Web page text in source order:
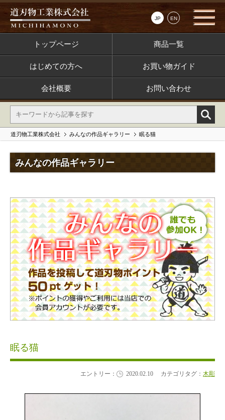
JP EN
トップページ 商品一覧
はじめての方へ お買い物ガイド
会社概要 お問い合わせ
道刃物工業株式会社 みんなの作品ギャラリー 眠る猫
みんなの作品ギャラリー
眠る猫
エントリー： 2020.02.10 カテゴリタグ： 木彫